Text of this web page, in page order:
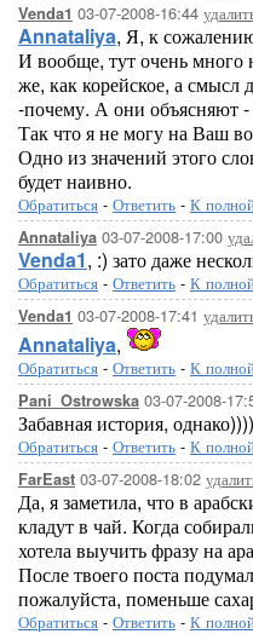
Venda1 03-07-2008-16:44
Annataliya, Я, к
И вообще, тут очень много
же, как корейское, а
-почему. А они объясняют -
Так что я не могу на Ваш
Одно из значений этого
будет наивно.
Обратиться - Ответить - К
Annataliya 03-07-2008-17:00
Venda1, :) зато даже
Обратиться - Ответить - К
Venda1 03-07-2008-17:41
Annataliya,
Обратиться - Ответить - К
Pani_Ostrowska 03-07-2008-
Забавная история,
Обратиться - Ответить - К
FarEast 03-07-2008-18:02
Да, я заметила, что в
кладут в чай. Когда
хотела выучить фразу на
После твоего поста
пожалуйста, поменьше
Обратиться - Ответить - К